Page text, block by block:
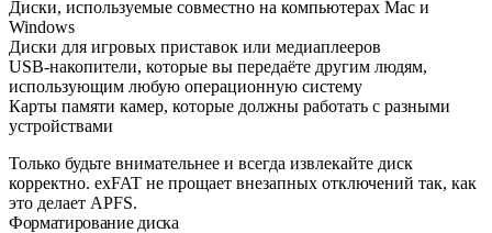
Диски, используемые совместно на компьютерах Mac и
Windows
Диски для игровых приставок или медиаплееров
USB-накопители, которые вы передаёте другим людям,
использующим любую операционную систему
Карты памяти камер, которые должны работать с разными
устройствами
Только будьте внимательнее и всегда извлекайте диск
корректно. exFAT не прощает внезапных отключений так, как
это делает APFS.
Форматирование диска